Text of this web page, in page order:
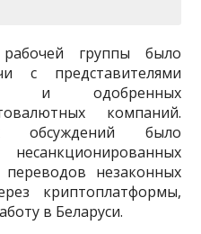
группы было
с представителями
и одобренных
компаний.
было
незаконных
криптоплатформы,
в Беларуси.